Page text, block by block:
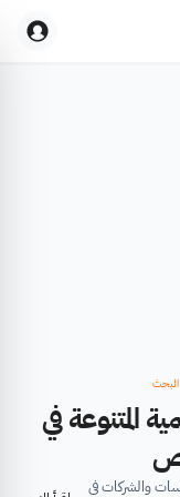
البحث
المتنوعة في
والشركات في